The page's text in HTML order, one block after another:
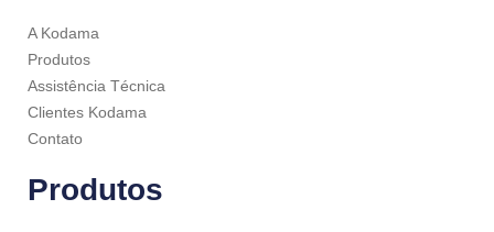
A Kodama
Produtos
Assistência Técnica
Clientes Kodama
Contato
Produtos